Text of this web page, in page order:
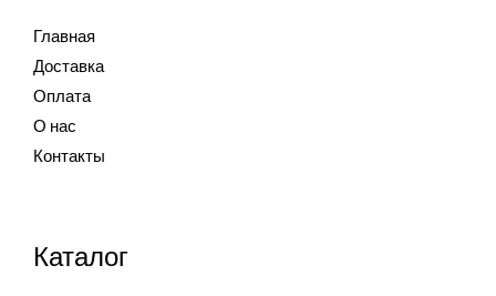
Главная
Доставка
Оплата
О нас
Контакты
Каталог